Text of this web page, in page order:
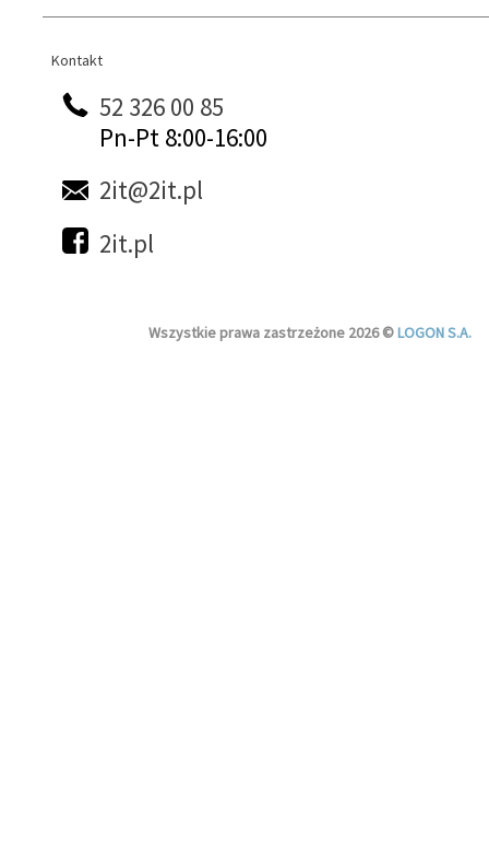
Kontakt
Kontakt
52 326 00 85
Pn-Pt 8:00-16:00
2it@2it.pl
2it.pl
Wszystkie prawa zastrzeżone 2026 ©LOGON S.A.